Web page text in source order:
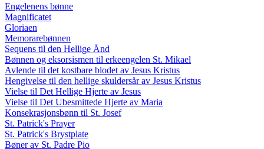
Engelenens bønne
Magnificatet
Gloriaen
Memorarebønnen
Sequens til den Hellige Ånd
Bønnen og eksorsismen til erkeengelen St. Mikael
Avlende til det kostbare blodet av Jesus Kristus
Hengivelse til den hellige skuldersår av Jesus Kristus
Vielse til Det Hellige Hjerte av Jesus
Vielse til Det Ubesmittede Hjerte av Maria
Konsekrasjonsbønn til St. Josef
St. Patrick's Prayer
St. Patrick's Brystplate
Bøner av St. Padre Pio